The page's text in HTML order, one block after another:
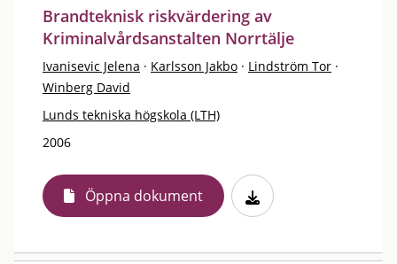
Brandteknisk riskvärdering av
Kriminalvårdsanstalten Norrtälje
Ivanisevic Jelena · Karlsson Jakbo · Lindström Tor ·
Winberg David
Lunds tekniska högskola (LTH)
2006
Öppna dokument